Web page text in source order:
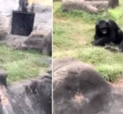
司應向原告退還醫療服
元（約新台幣333萬元
損失並無法挽回。
另外，據20年來一直在
蘭大學生物學教授弗萊（
是令人難以置信的遺傳差
2%差異時」，他認為這項
年前就已分離成兩種
蛇，是穿梭在亞馬遜叢
斤以上，但是新發現的北